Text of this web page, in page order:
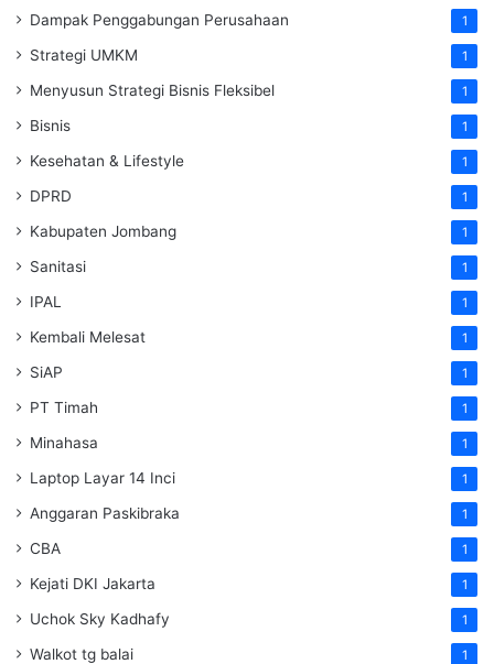
Dampak Penggabungan Perusahaan 1
Strategi UMKM 1
Menyusun Strategi Bisnis Fleksibel 1
Bisnis 1
Kesehatan & Lifestyle 1
DPRD 1
Kabupaten Jombang 1
Sanitasi 1
IPAL 1
Kembali Melesat 1
SiAP 1
PT Timah 1
Minahasa 1
Laptop Layar 14 Inci 1
Anggaran Paskibraka 1
CBA 1
Kejati DKI Jakarta 1
Uchok Sky Kadhafy 1
Walkot tg balai 1